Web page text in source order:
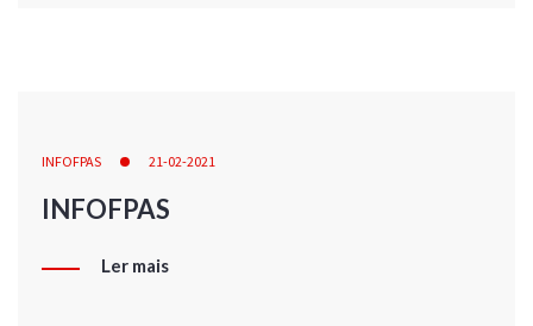
INFOFPAS 21-02-2021
INFOFPAS
Ler mais